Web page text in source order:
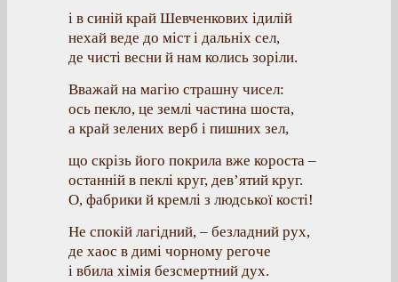
і в синій край Шевченкових ідилій
нехай веде до міст і дальніх сел,
де чисті весни й нам колись зоріли.
Вважай на магію страшну чисел:
ось пекло, це землі частина шоста,
а край зелених верб і пишних зел,
що скрізь його покрила вже короста –
останній в пеклі круг, дев’ятий круг.
О, фабрики й кремлі з людської кості!
Не спокій лагідний, – безладний рух,
де хаос в димі чорному регоче
і вбила хімія безсмертний дух.